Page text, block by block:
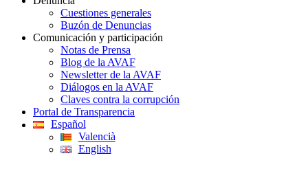
Cuestiones generales
Buzón de Denuncias
Comunicación y participación
Notas de Prensa
Blog de la AVAF
Newsletter de la AVAF
Diálogos en la AVAF
Claves contra la corrupción
Portal de Transparencia
Español
Valencià
English